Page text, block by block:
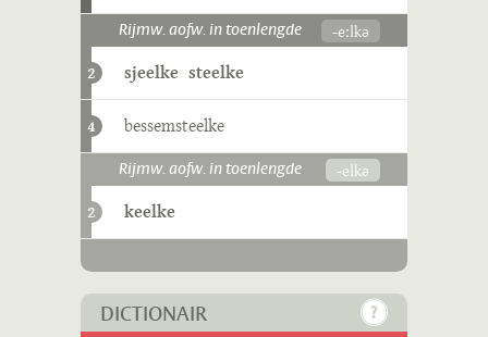
Rijmw. aofw. in toenlengde -eːlkə
2 sjeelke steelke
4 bessemsteelke
Rijmw. aofw. in toenlengde -elkə
2 keelke
DICTIONAIR